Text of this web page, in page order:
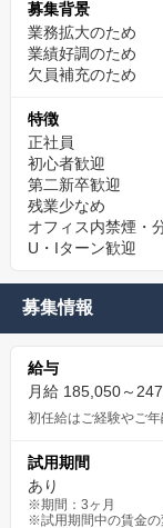
募集背景
業務拡大のため
業績好調のため
欠員補充のため
特徴
正社員
初心者歓迎
第二新卒歓迎
残業少なめ
オフィス内禁煙・
U・Iターン歓迎
募集情報
給与
月給 185,050～
初任給はご経験やご
試用期間
あり
※期間：3ヶ月
※試用期間中の賃金の